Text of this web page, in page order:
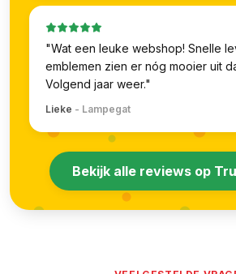
"Wat een leuke webshop! Snelle
emblemen zien er nóg mooier uit
Volgend jaar weer."
Lieke - Lampegat
Bekijk alle reviews op